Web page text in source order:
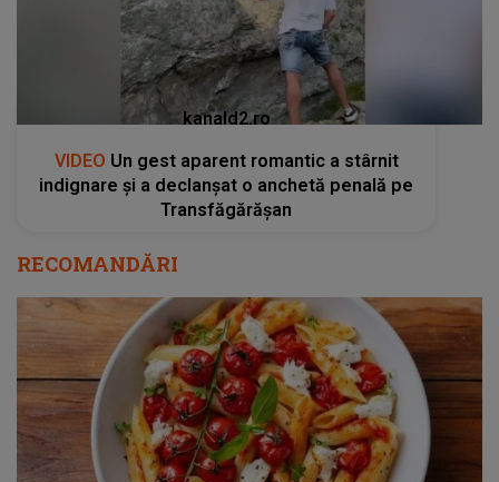
kanald2.ro
VIDEO Un gest aparent romantic a stârnit
indignare și a declanșat o anchetă penală pe
Transfăgărășan
RECOMANDĂRI